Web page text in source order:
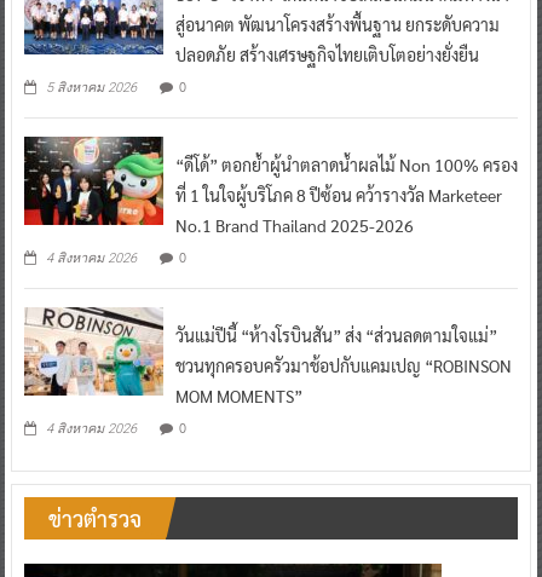
สู่อนาคต พัฒนาโครงสร้างพื้นฐาน ยกระดับความ
ปลอดภัย สร้างเศรษฐกิจไทยเติบโตอย่างยั่งยืน
5 สิงหาคม 2026 0
“ดีโด้” ตอกย้ำผู้นำตลาดน้ำผลไม้ Non 100% ครอง
ที่ 1 ในใจผู้บริโภค 8 ปีซ้อน คว้ารางวัล Marketeer
No.1 Brand Thailand 2025-2026
4 สิงหาคม 2026 0
วันแม่ปีนี้ “ห้างโรบินสัน” ส่ง “ส่วนลดตามใจแม่”
ชวนทุกครอบครัวมาช้อปกับแคมเปญ “ROBINSON
MOM MOMENTS”
4 สิงหาคม 2026 0
ข่าวตำรวจ